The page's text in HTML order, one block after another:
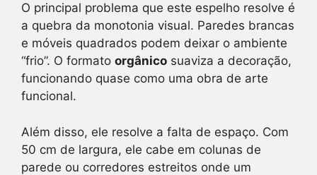
O principal problema que este espelho resolve é
a quebra da monotonia visual. Paredes brancas
e móveis quadrados podem deixar o ambiente
“frio”. O formato orgânico suaviza a decoração,
funcionando quase como uma obra de arte
funcional.
Além disso, ele resolve a falta de espaço. Com
50 cm de largura, ele cabe em colunas de
parede ou corredores estreitos onde um